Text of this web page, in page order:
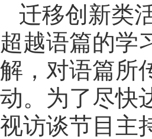
迁移创新类
超越语篇的学
解，对语篇所
动。为了尽快
视访谈节目主